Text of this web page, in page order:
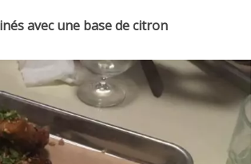
avec une base de citron